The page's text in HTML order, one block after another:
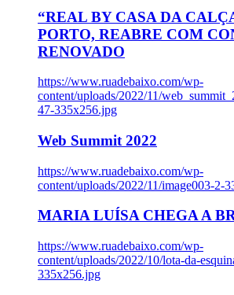
“REAL BY CASA DA
PORTO, REABRE COM
RENOVADO
https://www.ruadebaixo.com/wp-
content/uploads/2022/11/
47-335x256.jpg
Web Summit 2022
https://www.ruadebaixo.com/wp-
content/uploads/2022/11/image003-2-
MARIA LUÍSA CHEGA A
https://www.ruadebaixo.com/wp-
content/uploads/2022/10/lota-da-
335x256.jpg